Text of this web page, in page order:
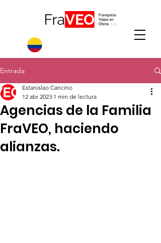
Entrada
Agencias de la Familia
FraVEO, haciendo
alianzas.
Estanislao Cancino
12 abr 2023 1 min de lectura